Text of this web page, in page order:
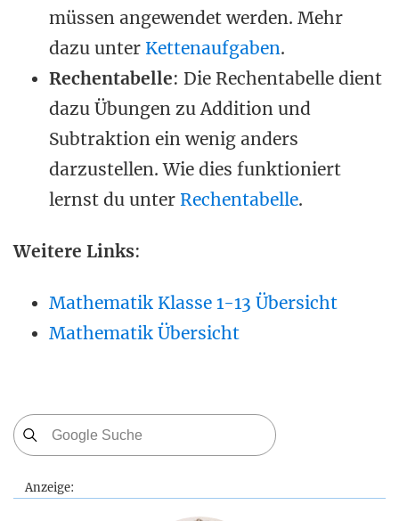
müssen angewendet werden. Mehr
dazu unter Kettenaufgaben.
Rechentabelle: Die Rechentabelle dient
dazu Übungen zu Addition und
Subtraktion ein wenig anders
darzustellen. Wie dies funktioniert
lernst du unter Rechentabelle.
Weitere Links:
Mathematik Klasse 1-13 Übersicht
Mathematik Übersicht
Anzeige: